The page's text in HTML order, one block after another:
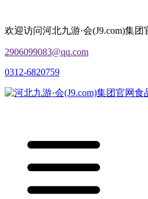
欢迎访问河北九游·会(J9.com)集
2906099083@qq.com
0312-6820759